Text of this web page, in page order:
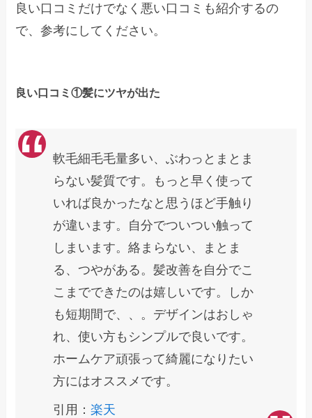
良い口コミだけでなく悪い口コミも紹介するの
で、参考にしてください。
良い口コミ①髪にツヤが出た
軟毛細毛毛量多い、ぶわっとまとま
らない髪質です。もっと早く使って
いれば良かったなと思うほど手触り
が違います。自分でついつい触って
しまいます。絡まらない、まとま
る、つやがある。髪改善を自分でこ
こまでできたのは嬉しいです。しか
も短期間で、、。デザインはおしゃ
れ、使い方もシンプルで良いです。
ホームケア頑張って綺麗になりたい
方にはオススメです。
引用：楽天